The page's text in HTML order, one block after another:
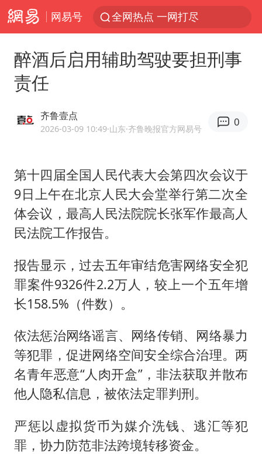
网易号 全网热点 一网打尽
醉酒后启用辅助驾驶要担刑事
责任
齐鲁壹点
2026-03-09 10:49·山东·齐鲁晚报官方网易号
0
第十四届全国人民代表大会第四次会议于
9日上午在北京人民大会堂举行第二次全
体会议，最高人民法院院长张军作最高人
民法院工作报告。
报告显示，过去五年审结危害网络安全犯
罪案件9326件2.2万人，较上一个五年增
长158.5%（件数）。
依法惩治网络谣言、网络传销、网络暴力
等犯罪，促进网络空间安全综合治理。两
名青年恶意“人肉开盒”，非法获取并散布
他人隐私信息，被依法定罪判刑。
严惩以虚拟货币为媒介洗钱、逃汇等犯
罪，协力防范非法跨境转移资金。